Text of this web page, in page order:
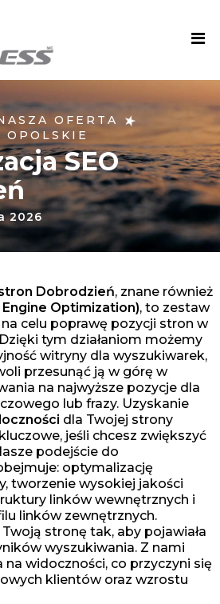
R
E
S
S
A
g
e
n
j
a
M
a
r
k
e
t
i
n
g
o
w
a
O
p
OFERTA ★
OPOLSKIE
SEO
2026
Dobrodzień, znane również
Engine Optimization), to zestaw
na celu poprawę pozycji stron w
tym działaniom możemy
witryny dla wyszukiwarek,
przesunąć ją w górę w
na najwyższe pozycje dla
lub frazy. Uzyskanie
dla Twojej strony
jeśli chcesz zwiększyć
podejście do
optymalizację
tworzenie wysokiej jakości
linków wewnętrznych i
linków zewnętrznych.
stronę tak, aby pojawiała
wyszukiwania. Z nami
na widoczności, co przyczyni się
klientów oraz wzrostu